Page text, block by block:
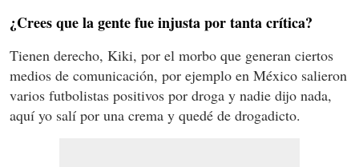
¿Crees que la gente fue injusta por tanta crítica?
Tienen derecho, Kiki, por el morbo que generan ciertos
medios de comunicación, por ejemplo en México salieron
varios futbolistas positivos por droga y nadie dijo nada,
aquí yo salí por una crema y quedé de drogadicto.